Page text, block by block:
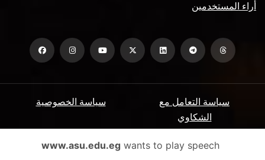
أراء المستخدمين
سياسة الخصوصية
سياسة التعامل مع
الشكاوي
الأسئلة الشائعة ميثاق المتعاملين www.asu.edu.egwants to play speech